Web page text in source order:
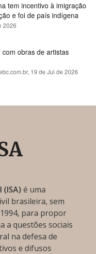
tem incentivo à imigração
e foi de país indígena
2026
obras de artistas
19 de Jul de 2026
é uma
brasileira, sem
para propor
a questões sociais
na defesa de
e difusos